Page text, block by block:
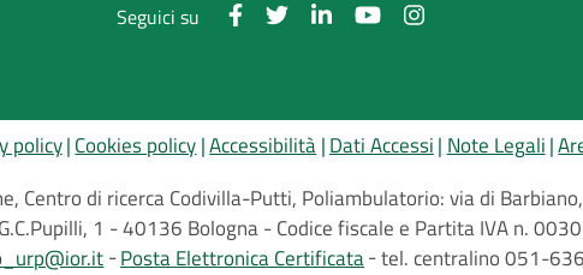
Seguici su
policy Cookies policy Accessibilità Dati Accessi Note Legali
Centro di ricerca Codivilla-Putti, Poliambulatorio: via di
1 - 40136 Bologna - Codice fiscale e Partita IVA n.
Posta Elettronica Certificata tel. centralino 051-